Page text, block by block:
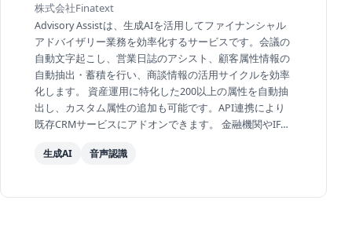
株式会社Finatext
Advisory Assistは、生成AIを活用してファイナンシャル
アドバイザリー業務を効率化するサービスです。会議の
自動文字起こし、営業日誌のアシスト、顧客属性情報の
自動抽出・蓄積を行い、商談情報の活用サイクルを効率
化します。 資産運用に特化した200以上の属性を自動抽
出し、カスタム属性の追加も可能です。API連携により
既存CRMサービスにアドオンできます。 金融機関やIFA
生成AI
音声認識